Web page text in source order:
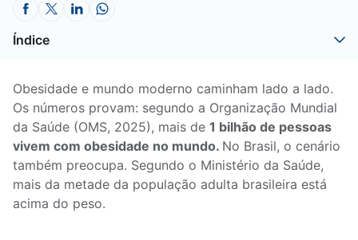
Índice
Obesidade e mundo moderno caminham lado a lado.
Os números provam: segundo a Organização Mundial
da Saúde (OMS, 2025), mais de 1 bilhão de pessoas
vivem com obesidade no mundo. No Brasil, o cenário
também preocupa. Segundo o Ministério da Saúde,
mais da metade da população adulta brasileira está
acima do peso.